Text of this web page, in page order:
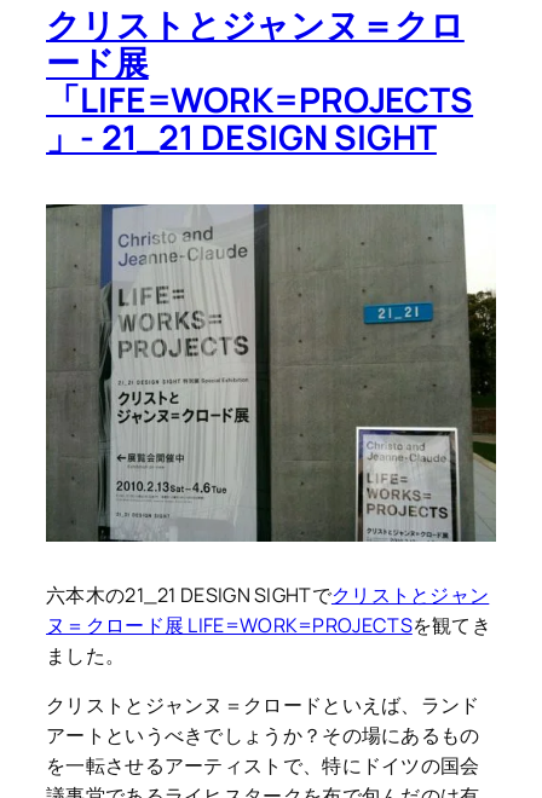
クリストとジャンヌ＝クロ
ード展
「LIFE=WORK=PROJECTS
」- 21_21 DESIGN SIGHT
六本木の21_21 DESIGN SIGHTでクリストとジャン
ヌ＝クロード展 LIFE=WORK=PROJECTSを観てき
ました。
クリストとジャンヌ＝クロードといえば、ランド
アートというべきでしょうか？その場にあるもの
を一転させるアーティストで、特にドイツの国会